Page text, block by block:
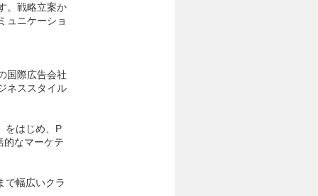
。戦略立案か
ュニケーショ
国際広告会社
ネススタイル
をはじめ、P
的なマーケテ
で幅広いクラ